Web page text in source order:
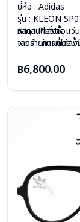
ยี่ห้อ : Adidas
รุ่น : KLEON
วัสดุ : Plastic
เลนส์ : กันแดดสีน้
น้ำหนัก : 29 กรัม
การรับประกัน : 1 ปี
หากสนใจสั่งชื้อแว่
จากรายการที่ได้ล
฿6,800.00